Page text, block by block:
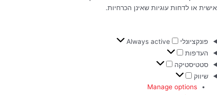
אישית או לדחות עוגיות שאינן הכרחיות.
פונקציונלי
Always active
העדפות
סטטיסטיקה
שיווק
Manage options